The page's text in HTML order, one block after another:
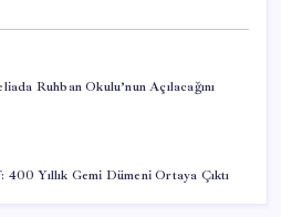
Ruhban Okulu’nun Açılacağını
Yıllık Gemi Dümeni Ortaya Çıktı